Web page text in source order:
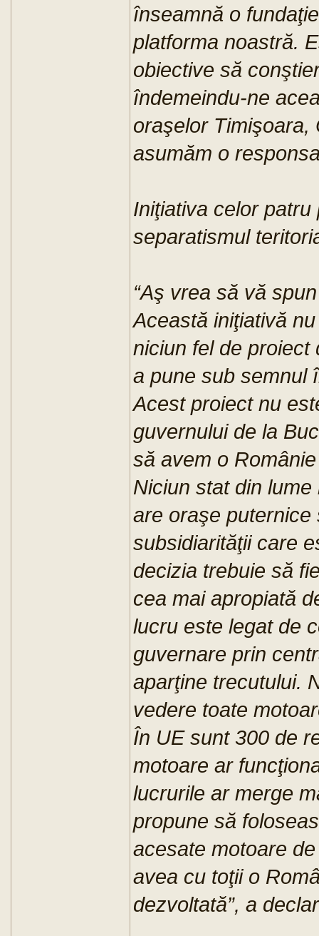
înseamnă o
platforma noastră.
obiective să
îndemeindu-ne
oraşelor Timişoara,
asumăm o
Iniţiativa celor
separatismul
“Aş vrea să vă
Această iniţiativă
niciun fel de proiect
a pune sub semnul
Acest proiect nu
guvernului de la
să avem o
Niciun stat din
are oraşe puternice
subsidiarităţii care
decizia trebuie să
cea mai apropiată
lucru este legat de
guvernare prin
aparţine trecutului.
vedere toate
În UE sunt 300 de
motoare ar
lucrurile ar merge
propune să
acesate motoare
avea cu toţii o
dezvoltată”, a